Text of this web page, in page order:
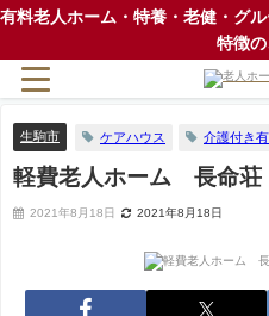
有料老人ホーム・特養・老健・グ
特徴
生駒市 ケアハウス 介護付き
軽費老人ホーム 長命荘
2021年8月18日 2021年8月18日